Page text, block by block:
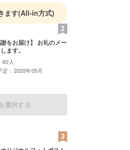
ます(All-in方式)
謝をお届け】 お礼のメー
ます。
60人
定：2020年05月
選択する